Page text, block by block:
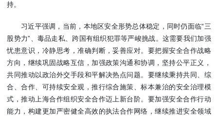
持。
习近平强调，当前，本地区安全形势总体稳定，同时仍面临“三
股势力”、毒品走私、跨国有组织犯罪等严峻挑战。这需要我们加强
忧患意识，冷静思考，准确判断，妥善应对。要把握安全合作战略
方向，继续巩固战略互信，加强政策沟通和协调，坚持公平正义，
共同推动以政治外交手段和平解决热点问题。要继续秉持共同、综
合、合作、可持续安全观，推行综合施策、标本兼治的安全治理模
式，推动上海合作组织安全合作迈上新台阶。要加强安全合作行动
能力，构建更加严密健全高效的执法合作网络，继续推进安全领域